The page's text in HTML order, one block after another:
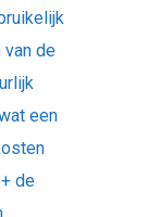
van de
een
de